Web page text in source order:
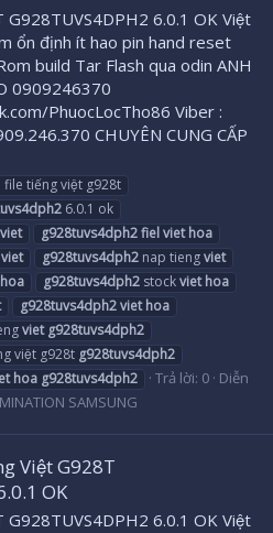
6.0.1 OK Việt
ổn định ít hao pin hand reset
build Tar Flash qua odin ANH
0909246370
PhuocLocTho86 Viber :
CHUYÊN CUNG CẤP
file tiếng việt g928t
6.0.1 ok
viet g928tuvs4dph2fielviet hoa
viet g928tuvs4dph2 nap tiengviet
hoa g928tuvs4dph2 stockviet hoa
g928tuvs4dph2viet hoa
viet g928tuvs4dph2
việt g928t g928tuvs4dph2
hoa g928tuvs4dph2 Trả lời: 0 Diễn
SAMSUNG
Việt G928T
OK
6.0.1 OK Việt